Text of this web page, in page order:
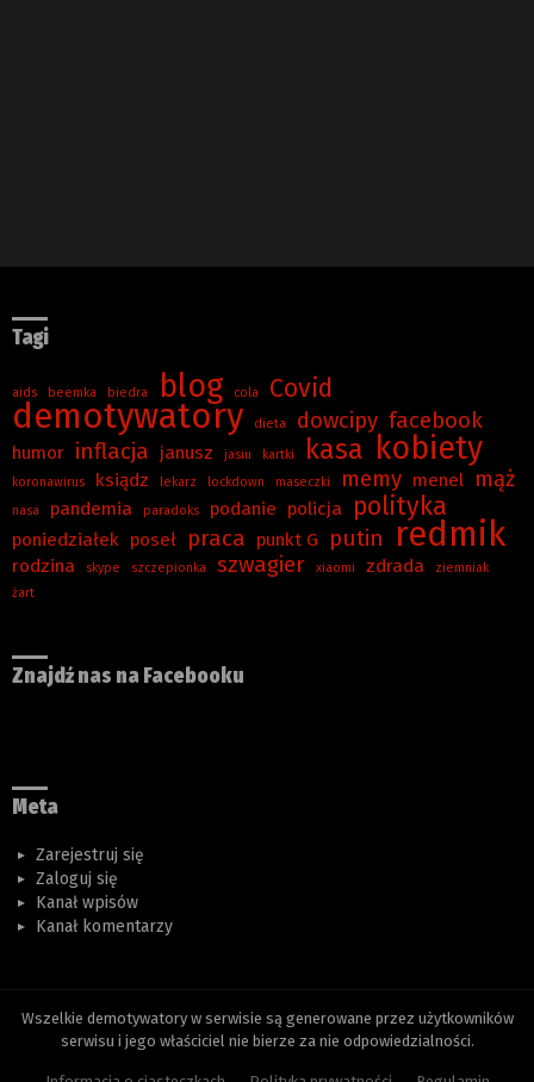
Tagi
aids beemka biedra blog cola Covid
demotywatory dieta dowcipy facebook
humor inflacja janusz jasiu kartki kasa kobiety
koronawirus ksiądz lekarz lockdown maseczki memy menel mąż
nasa pandemia paradoks podanie policja polityka
poniedziałek poseł praca punkt G putin redmik
rodzina skype szczepionka szwagier xiaomi zdrada
ziemniak
żart
Znajdź nas na Facebooku
Meta
Zarejestruj się
Zaloguj się
Kanał wpisów
Kanał komentarzy
Wszelkie demotywatory w serwisie są generowane przez użytkowników
serwisu i jego właściciel nie bierze za nie odpowiedzialności.